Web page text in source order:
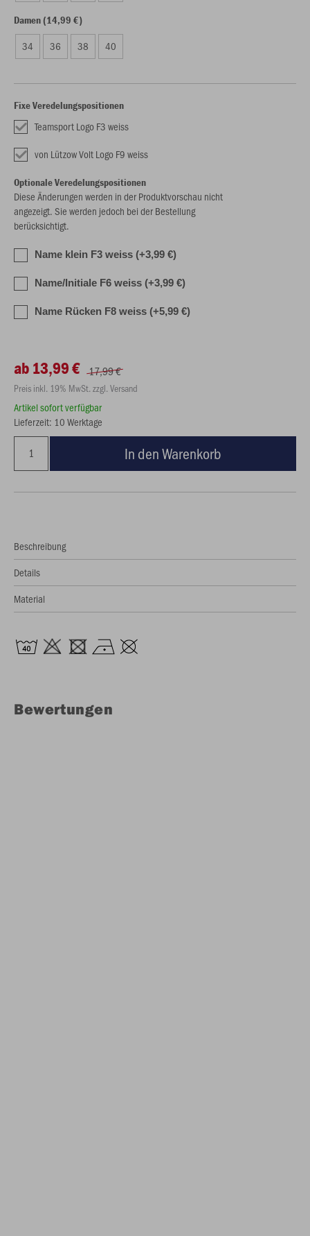
Damen (14,99 €)
34 36 38 40
Fixe Veredelungspositionen
Teamsport Logo F3 weiss
von Lützow Volt Logo F9 weiss
Optionale Veredelungspositionen
Diese Änderungen werden in der Produktvorschau nicht
angezeigt. Sie werden jedoch bei der Bestellung
berücksichtigt.
Name klein F3 weiss (+3,99 €)
Name/Initiale F6 weiss (+3,99 €)
Name Rücken F8 weiss (+5,99 €)
ab 13,99 € 17,99 €
Preis inkl. 19% MwSt. zzgl. Versand
Artikel sofort verfügbar
Lieferzeit: 10 Werktage
In den Warenkorb
Beschreibung
Details
Material
Bewertungen